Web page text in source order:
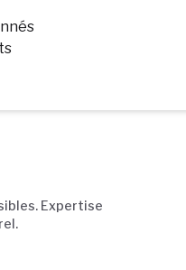
Expertise